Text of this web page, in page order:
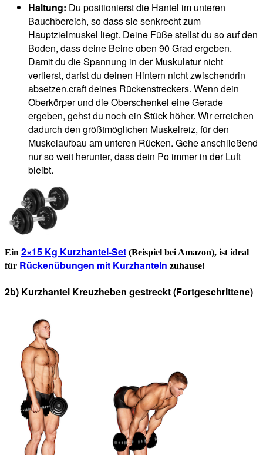
Haltung: Du positionierst die Hantel im unteren
Bauchbereich, so dass sie senkrecht zum
Hauptzielmuskel liegt. Deine Füße stellst du so auf den
Boden, dass deine Beine oben 90 Grad ergeben.
Damit du die Spannung in der Muskulatur nicht
verlierst, darfst du deinen Hintern nicht zwischendrin
absetzen.craft deines Rückenstreckers. Wenn dein
Oberkörper und die Oberschenkel eine Gerade
ergeben, gehst du noch ein Stück höher. Wir erreichen
dadurch den größtmöglichen Muskelreiz, für den
Muskelaufbau am unteren Rücken. Gehe anschließend
nur so weit herunter, dass dein Po immer in der Luft
bleibt.
Ein 2×15 Kg Kurzhantel-Set (Beispiel bei Amazon), ist ideal
für Rückenübungen mit Kurzhanteln zuhause!
2b) Kurzhantel Kreuzheben gestreckt (Fortgeschrittene)